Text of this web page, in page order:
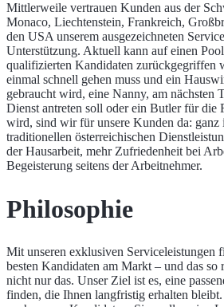
Mittlerweile vertrauen Kunden aus der
Monaco, Liechtenstein, Frankreich,
den USA unserem ausgezeichneten
Unterstützung. Aktuell kann auf einen
qualifizierten Kandidaten zurückgegriffen
einmal schnell gehen muss und ein
gebraucht wird, eine Nanny, am nächsten
Dienst antreten soll oder ein Butler für die
wird, sind wir für unsere Kunden da: ganz
traditionellen österreichischen
der Hausarbeit, mehr Zufriedenheit bei
Begeisterung seitens der Arbeitnehmer.
Philosophie
Mit unseren exklusiven Serviceleistungen
besten Kandidaten am Markt – und das
nicht nur das. Unser Ziel ist es, eine
finden, die Ihnen langfristig erhalten